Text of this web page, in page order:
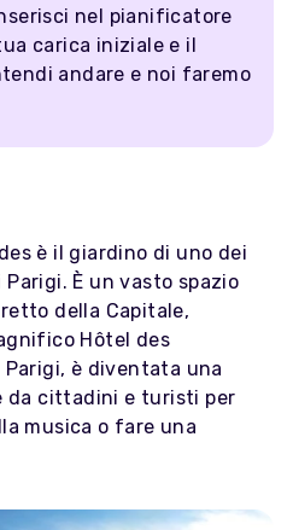
nel pianificatore
carica iniziale e il
andare e noi faremo
è il giardino di uno dei
È un vasto spazio
della Capitale,
Hôtel des
Parigi, è diventata una
da cittadini e turisti per
musica o fare una